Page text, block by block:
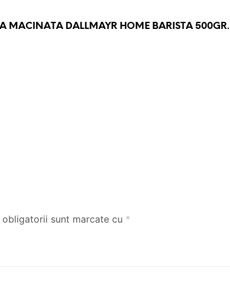
MACINATA DALLMAYR HOME BARISTA 500GR.
obligatorii sunt marcate cu *